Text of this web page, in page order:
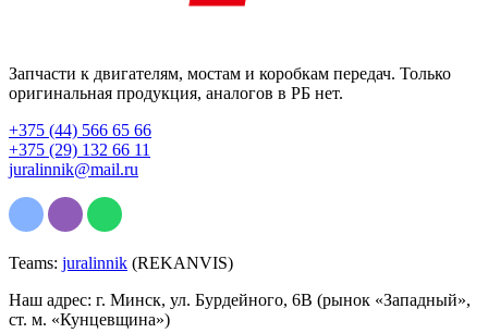
Запчасти к двигателям, мостам и коробкам передач. Только
оригинальная продукция, аналогов в РБ нет.
+375 (44) 566 65 66
+375 (29) 132 66 11
juralinnik@mail.ru
Teams: juralinnik (REKANVIS)
Наш адрес: г. Минск, ул. Бурдейного, 6В (рынок «Западный»,
ст. м. «Кунцевщина»)